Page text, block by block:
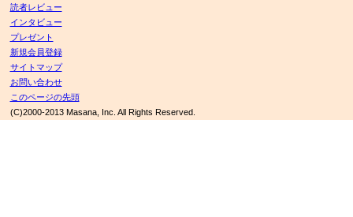
読者レビュー
インタビュー
プレゼント
新規会員登録
サイトマップ
お問い合わせ
このページの先頭
(C)2000-2013 Masana, Inc. All Rights Reserved.